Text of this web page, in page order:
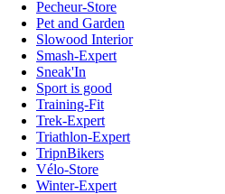
Pecheur-Store
Pet and Garden
Slowood Interior
Smash-Expert
Sneak'In
Sport is good
Training-Fit
Trek-Expert
Triathlon-Expert
TripnBikers
Vélo-Store
Winter-Expert